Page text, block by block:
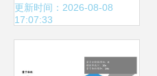
达_电脑_笔记本_
更新时间：2026-08-08
17:07:33